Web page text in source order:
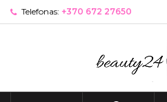
Telefonas: +370 672 27650